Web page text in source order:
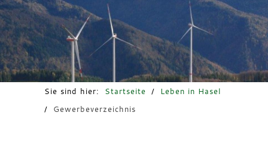
Leben in Hasel
Freizeit & Tourismus
Sie sind hier: Startseite /
Leben in Hasel
/
Gewerbeverzeichnis